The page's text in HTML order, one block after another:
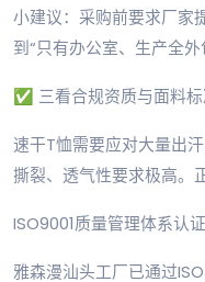
小建议：采购前要求厂家
到“只有办公室、生产全外
✅ 三看合规资质与面料
速干T恤需要应对大量出
撕裂、透气性要求极高。
ISO9001质量管理体系认
雅森漫汕头工厂已通过